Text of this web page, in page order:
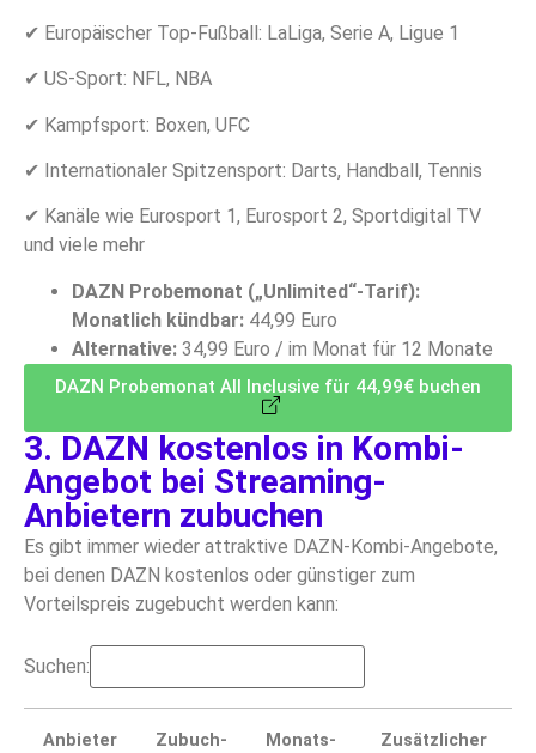
✔ Europäischer Top-Fußball: LaLiga, Serie A, Ligue 1
✔ US-Sport: NFL, NBA
✔ Kampfsport: Boxen, UFC
✔ Internationaler Spitzensport: Darts, Handball, Tennis
✔ Kanäle wie Eurosport 1, Eurosport 2, Sportdigital TV
und viele mehr
DAZN Probemonat („Unlimited“-Tarif):
Monatlich kündbar: 44,99 Euro
Alternative: 34,99 Euro / im Monat für 12 Monate
DAZN Probemonat All Inclusive für 44,99€ buchen
3. DAZN kostenlos in Kombi-
Angebot bei Streaming-
Anbietern zubuchen
Es gibt immer wieder attraktive DAZN-Kombi-Angebote,
bei denen DAZN kostenlos oder günstiger zum
Vorteilspreis zugebucht werden kann:
Suchen:
Anbieter
Zubuch-
Monats-
Zusätzlicher